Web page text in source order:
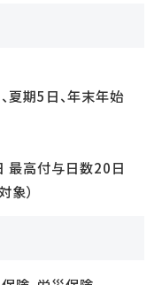
夏期5日、年末年始
最高付与日数20日
象）